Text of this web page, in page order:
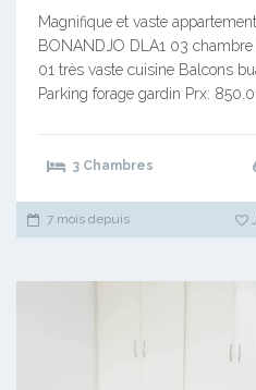
Magnifique et vaste
BONANDJO DLA1 03
01 très vaste cuisine Balcons
Parking forage gardin Prx:
3 Chambres
7 mois depuis